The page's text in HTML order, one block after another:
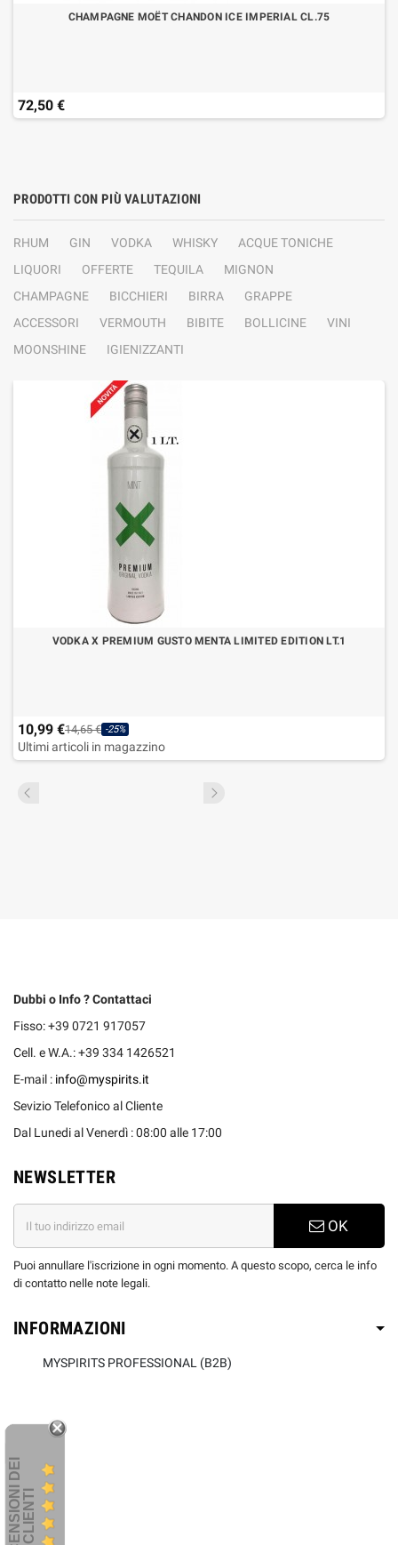
CHAMPAGNE MOËT CHANDON ICE IMPERIAL CL.75
72,50 €
PRODOTTI CON PIÙ VALUTAZIONI
RHUM GIN VODKA WHISKY
ACQUE TONICHE
LIQUORI
OFFERTE TEQUILA
MIGNON
CHAMPAGNE
BICCHIERI BIRRA
GRAPPE
ACCESSORI
VERMOUTH BIBITE BOLLICINE
VINI
MOONSHINE
IGIENIZZANTI
VODKA X PREMIUM GUSTO MENTA LIMITED EDITION LT.1
10,99 €14,65 € -25%
Ultimi articoli in magazzino
Dubbi o Info ? Contattaci
Fisso: +39 0721 917057
Cell. e W.A.: +39 334 1426521
E-mail : info@myspirits.it
Sevizio Telefonico al Cliente
Dal Lunedi al Venerdì : 08:00 alle 17:00
NEWSLETTER
OK
Puoi annullare l'iscrizione in ogni momento. A questo scopo, cerca le info
di contatto nelle note legali.
INFORMAZIONI
MYSPIRITS PROFESSIONAL (B2B)
R
E
C
E
N
S
I
ON
I
D
E
I
C
L
I
E
N
TI